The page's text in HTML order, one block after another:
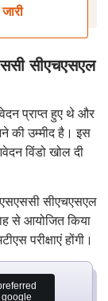
सीएचएसएल
प्राप्त हुए थे और
की उम्मीद है। इस
विंडो खोल दी
एसएससी सीएचएसएल
से आयोजित किया
परीक्षाएं होंगी।